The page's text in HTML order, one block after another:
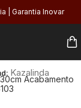
| Garantia Inovar
Kazalinda
Acabamento